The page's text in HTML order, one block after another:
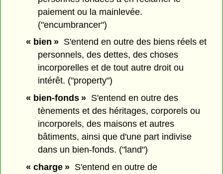
paiement ou la mainlevée.
("encumbrancer")
« bien »S'entend en outre des biens réels et
personnels, des dettes, des choses
incorporelles et de tout autre droit ou
intérêt. ("property")
« bien-fonds »S'entend en outre des
tènements et des héritages, corporels ou
incorporels, des maisons et autres
bâtiments, ainsi que d'une part indivise
dans un bien-fonds. ("land")
« charge »S'entend en outre de